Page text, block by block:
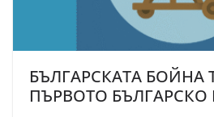
БЪЛГАРСКАТА БОЙНА
ПЪРВОТО БЪЛГАРСКО